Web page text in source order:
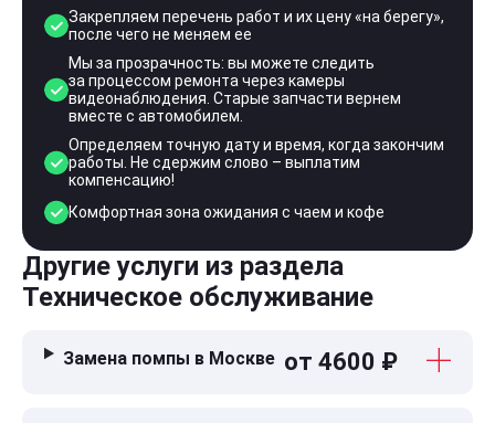
Закрепляем перечень работ и их цену «на берегу»,
после чего не меняем ее
Мы за прозрачность: вы можете следить
за процессом ремонта через камеры
видеонаблюдения. Старые запчасти вернем
вместе с автомобилем.
Определяем точную дату и время, когда закончим
работы. Не сдержим слово – выплатим
компенсацию!
Комфортная зона ожидания с чаем и кофе
Другие услуги из раздела
Техническое обслуживание
Замена помпы в Москве от 4600 ₽